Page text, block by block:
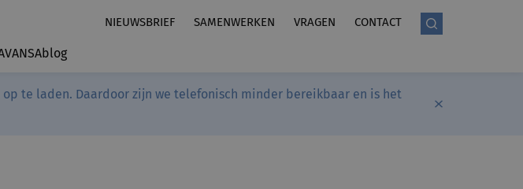
NIEUWSBRIEF SAMENWERKEN VRAGEN CONTACT
te laden. Daardoor zijn we telefonisch minder bereikbaar en is het